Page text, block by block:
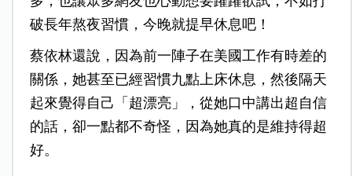
破長年熬夜習慣，今晚就提早休息吧！
蔡依林還說，因為前一陣子在美國工作有時差的
關係，她甚至已經習慣九點上床休息，然後隔天
起來覺得自己「超漂亮」，從她口中講出超自信
的話，卻一點都不奇怪，因為她真的是維持得超
好。